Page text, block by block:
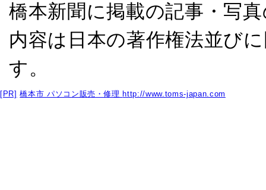
橋本新聞に掲載の記事・写
内容は日本の著作権法並び
す。
[PR] 橋本市 パソコン販売・修理 http://www.toms-japan.com